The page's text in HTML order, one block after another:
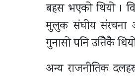
बहस भएको थियो ।
मुलुक संघीय संरचना
गुनासो पनि उत्तिैकै
अन्य राजनीतिक